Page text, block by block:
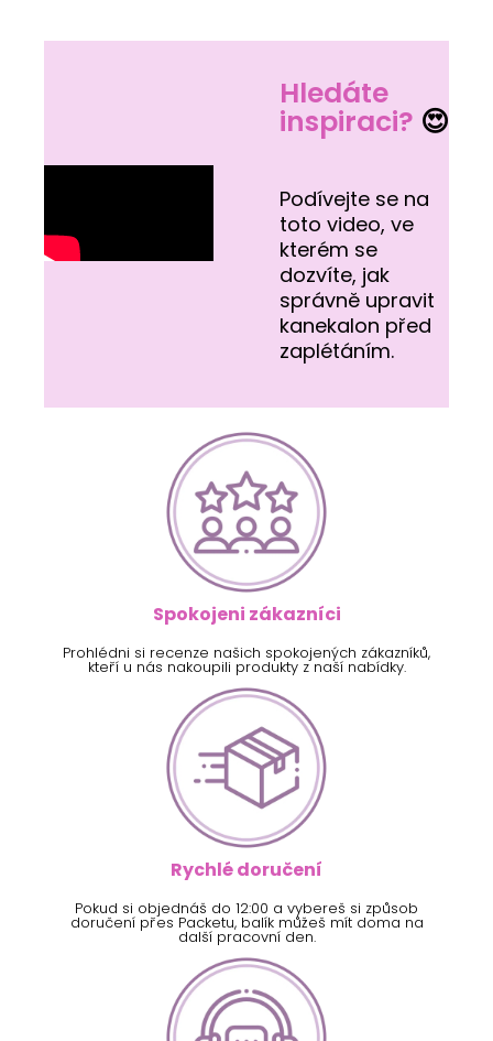
Hledáte
inspiraci? 😍
Podívejte se na
toto video, ve
kterém se
dozvíte, jak
správně upravit
kanekalon před
zaplétáním.
Spokojeni zákazníci
Prohlédni si recenze našich spokojených zákazníků,
kteří u nás nakoupili produkty z naší nabídky.
Rychlé doručení
Pokud si objednáš do 12:00 a vybereš si způsob
doručení přes Packetu, balík můžeš mít doma na
další pracovní den.